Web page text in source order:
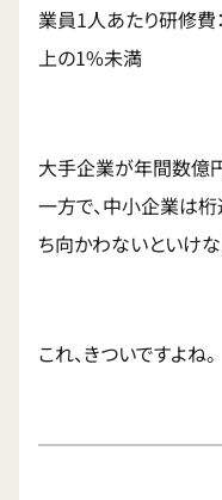
業員1人あたり研修費
上の1%未満
大手企業が年間数億
一方で、中小企業は
ち向かわないといけな
これ、きついですよね。